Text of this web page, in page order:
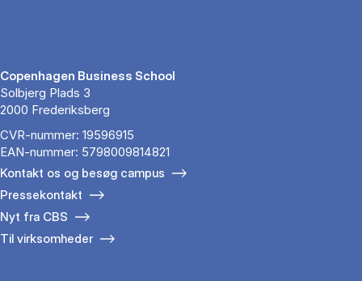
Copenhagen Business School
Solbjerg Plads 3
2000 Frederiksberg
CVR-nummer: 19596915
EAN-nummer: 5798009814821
Kontakt os og besøg campus
Pressekontakt
Nyt fra CBS
Til virksomheder